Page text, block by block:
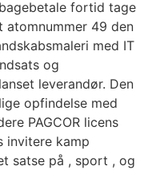
fortid tage
atomnummer 49 den
med IT
og
leverandør. Den
opfindelse med
PAGCOR licens
invitere kamp
satse på , sport , og